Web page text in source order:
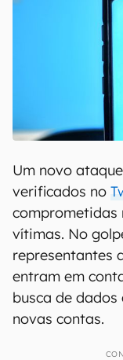
Um novo
verificados no
comprometidas
vítimas. No
representantes
entram em
busca de
novas contas.